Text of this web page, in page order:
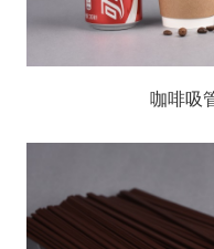
咖啡吸